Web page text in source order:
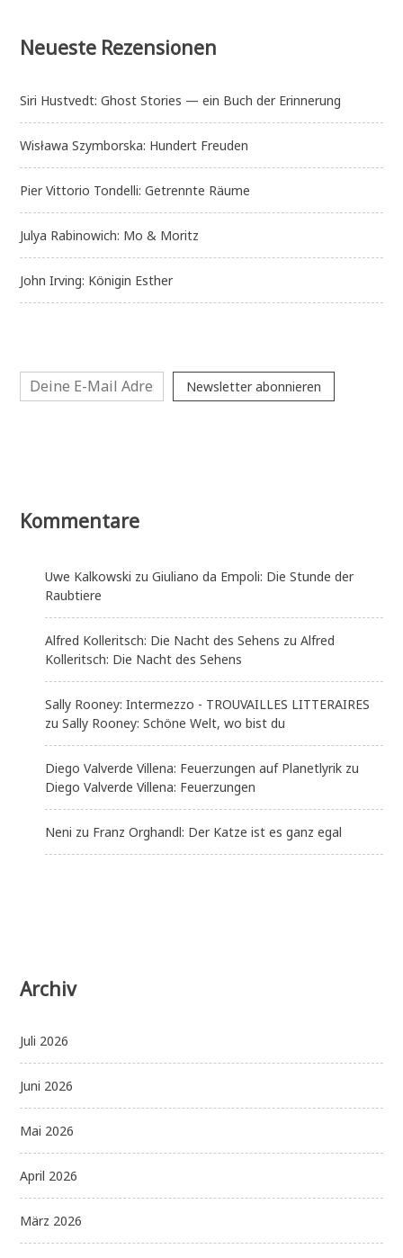
Neueste Rezensionen
Siri Hustvedt: Ghost Stories — ein Buch der Erinnerung
Wisława Szymborska: Hundert Freuden
Pier Vittorio Tondelli: Getrennte Räume
Julya Rabinowich: Mo & Moritz
John Irving: Königin Esther
Newsletter abonnieren
Kommentare
Uwe Kalkowski zuGiuliano da Empoli: Die Stunde der
Raubtiere
Alfred Kolleritsch: Die Nacht des Sehens zuAlfred
Kolleritsch: Die Nacht des Sehens
Sally Rooney: Intermezzo - TROUVAILLES LITTERAIRES
zuSally Rooney: Schöne Welt, wo bist du
Diego Valverde Villena: Feuerzungen auf Planetlyrik zu
Diego Valverde Villena: Feuerzungen
Neni zu Franz Orghandl: Der Katze ist es ganz egal
Archiv
Juli 2026
Juni 2026
Mai 2026
April 2026
März 2026